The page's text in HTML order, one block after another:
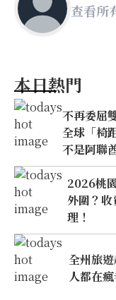
查看所
本日熱門
不再委屈
全球「椅
不是阿聯
2026桃
外圍？
理！
全州旅
人都在